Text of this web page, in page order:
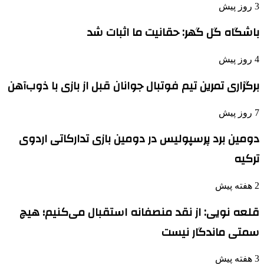
3 روز پیش
باشگاه گل گهر: حقانیت ما اثبات شد
4 روز پیش
برگزاری تمرین تیم فوتبال جوانان قبل از بازی با ذوب‌آهن
7 روز پیش
دومین برد پرسپولیس در دومین بازی تدارکاتی اردوی
ترکیه
2 هفته پیش
قلعه نویی: از نقد منصفانه استقبال می‌کنیم؛ هیچ
سمتی ماندگار نیست
3 هفته پیش